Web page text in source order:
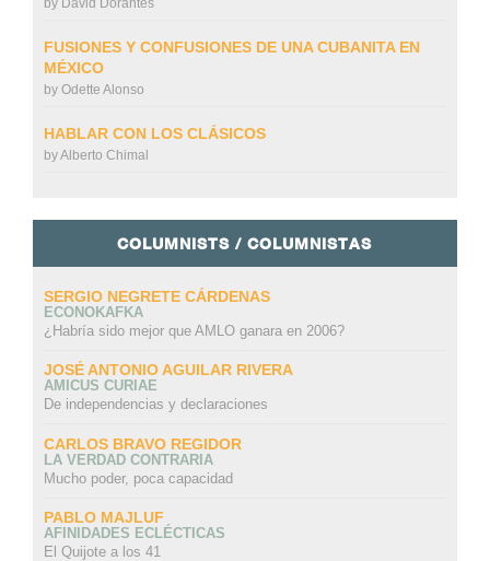
by David Dorantes
FUSIONES Y CONFUSIONES DE UNA CUBANITA EN
MÉXICO
by Odette Alonso
HABLAR CON LOS CLÁSICOS
byAlberto Chimal
COLUMNISTS / COLUMNISTAS
SERGIO NEGRETE CÁRDENAS
ECONOKAFKA
¿Habría sido mejor que AMLO ganara en 2006?
JOSÉ ANTONIO AGUILAR RIVERA
AMICUS CURIAE
De independencias y declaraciones
CARLOS BRAVO REGIDOR
LA VERDAD CONTRARIA
Mucho poder, poca capacidad
PABLO MAJLUF
AFINIDADES ECLÉCTICAS
El Quijote a los 41